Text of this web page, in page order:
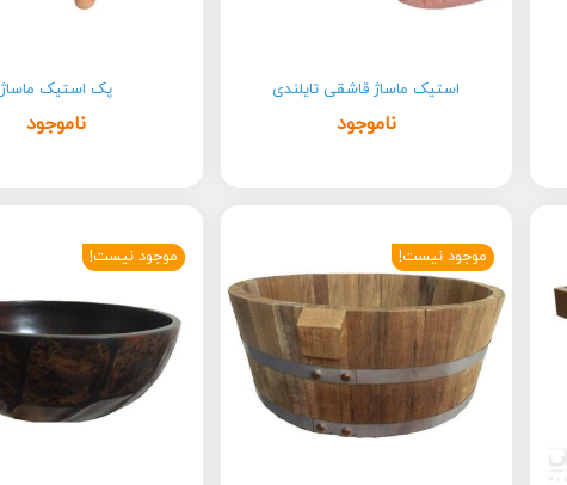
استیک ماساژ قاشقی تایلندی
ناموجود
پک استیک ماساژ
ناموجود
موجود نیست! موجود نیست!